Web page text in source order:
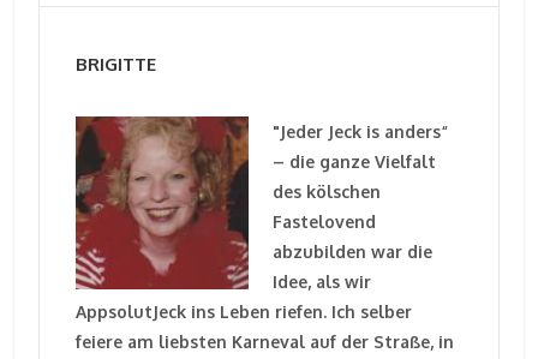
BRIGITTE
"Jeder Jeck is anders“
– die ganze Vielfalt
des kölschen
Fastelovend
abzubilden war die
Idee, als wir
AppsolutJeck ins Leben riefen. Ich selber
feiere am liebsten Karneval auf der Straße, in